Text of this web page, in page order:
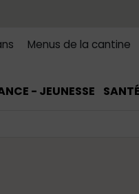
Menus de la cantine
- JEUNESSE